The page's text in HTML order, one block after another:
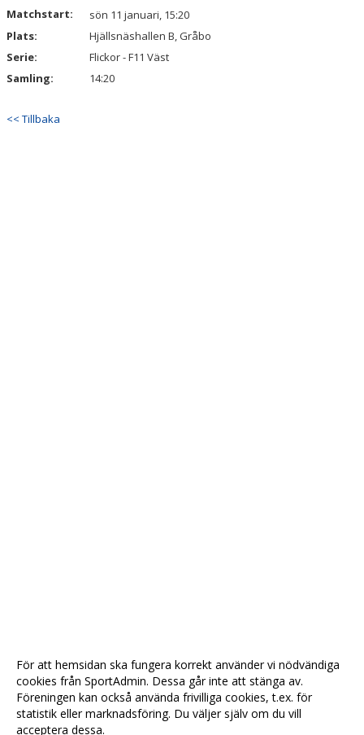
DOKUMENT
KONTAKT
Matchstart:
sön 11 januari, 15:20
Plats:
Hjällsnäshallen B, Gråbo
Serie:
Flickor - F11 Väst
Samling:
14:20
<< Tillbaka
För att hemsidan ska fungera korrekt använder vi nödvändiga
cookies från SportAdmin. Dessa går inte att stänga av.
Föreningen kan också använda frivilliga cookies, t.ex. för
statistik eller marknadsföring. Du väljer själv om du vill
acceptera dessa.